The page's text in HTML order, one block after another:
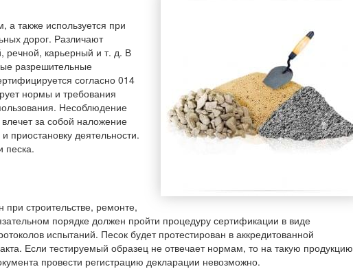
также используется при
дорог. Различают
речной, карьерный и т. д. В
разрешительные
согласно 014
нормы и требования
Несоблюдение
за собой наложение
приостановку деятельности.
песка.
строительстве, ремонте,
порядке должен пройти процедуру сертификации в виде
испытаний. Песок будет протестирован в аккредитованной
Если тестируемый образец не отвечает нормам, то на такую продукцию
провести регистрацию декларации невозможно.